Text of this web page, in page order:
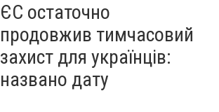
ЄС остаточно
продовжив тимчасовий
захист для українців:
названо дату